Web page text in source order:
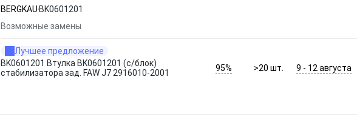
BERGKAU BK0601201
Возможные замены
Лучшее предложение
BK0601201 Втулка BK0601201 (с/блок)
стабилизатора зад. FAW J7 2916010-2001
95% >20шт. 9 - 12 августа